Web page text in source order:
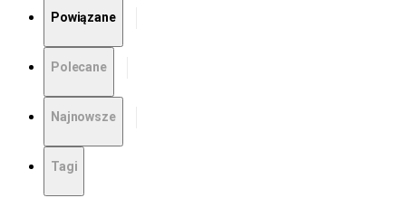
Powiązane
Polecane
Najnowsze
Tagi